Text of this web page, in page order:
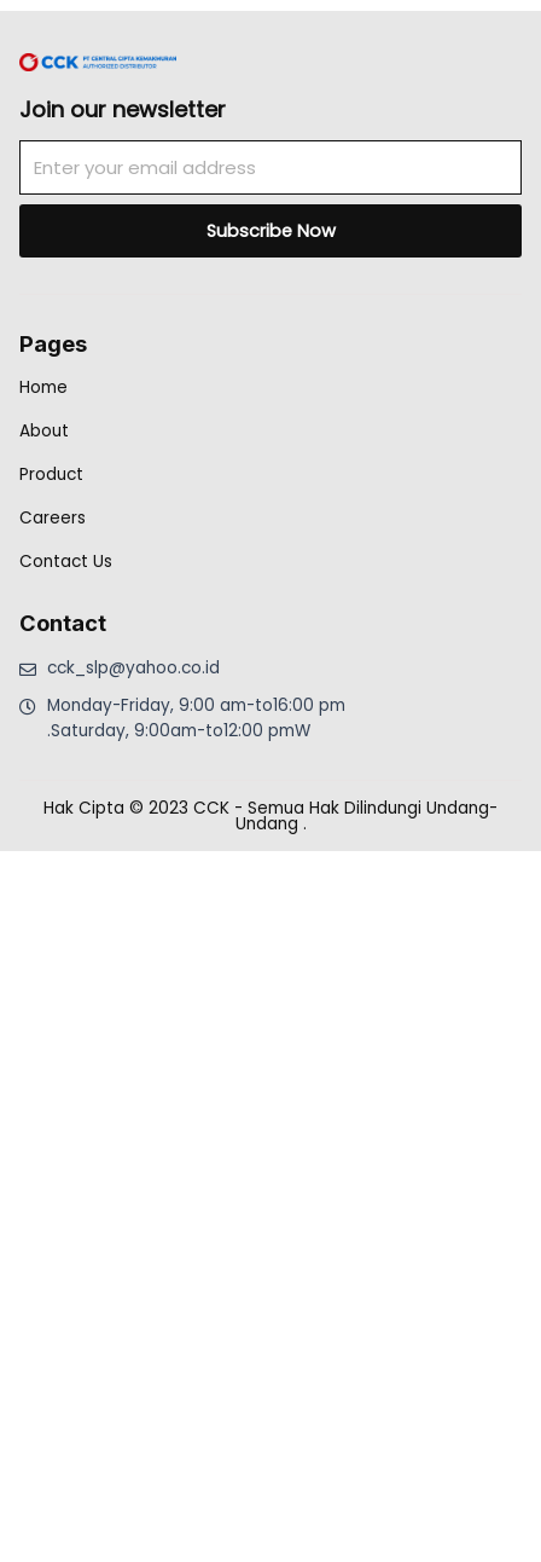
Join our newsletter
Subscribe Now
Pages
Home
About
Product
Careers
Contact Us
Contact
cck_slp@yahoo.co.id
Monday-Friday, 9:00 am-to16:00 pm
.Saturday, 9:00am-to12:00 pmW
Hak Cipta © 2023 CCK - Semua Hak Dilindungi Undang-
Undang .